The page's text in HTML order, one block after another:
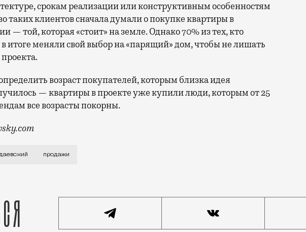
срокам реализации или конструктивным особенностям
таких клиентов сначала думали о покупке квартиры в
— той, которая «стоит» на земле. Однако 70% из тех, кто
итоге меняли свой выбор на «парящий» дом, чтобы не лишать
возраст покупателей, которым близка идея
— квартиры в проекте уже купили люди, которым от 25
все возрасты покорны.
еще зимой открыл продажи первого пула квартир в жилом
продажи